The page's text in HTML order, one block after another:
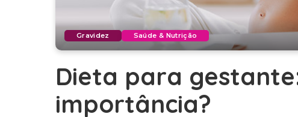
Gravidez Saúde & Nutrição
Dieta para
importância?